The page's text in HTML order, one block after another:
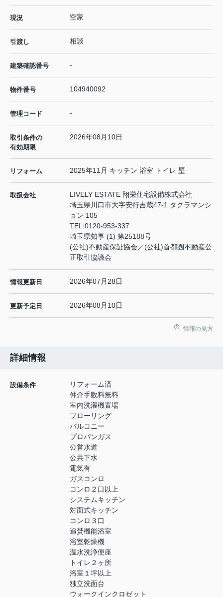
現況 空家
引渡し 相談
建築確認番号 -
物件番号 104940092
管理コード -
取引条件の
有効期限
2026年08月10日
リフォーム 2025年11月 キッチン 浴室 トイレ 壁
取扱会社
LIVELY ESTATE 翔栄住宅設備株式会社
埼玉県川口市大字安行吉蔵47-1 タクラマンシ
ョン 105
TEL:0120-953-337
埼玉県知事 (1) 第25188号
(公社)不動産保証協会／(公社)首都圏不動産公
正取引協議会
情報更新日 2026年07月28日
更新予定日 2026年08月10日
情報の見方
詳細情報
設備条件
リフォーム済
仲介手数料無料
室内洗濯機置場
フローリング
バルコニー
プロパンガス
公営水道
公共下水
電気有
ガスコンロ
コンロ２口以上
システムキッチン
対面式キッチン
コンロ３口
追焚機能浴室
浴室乾燥機
温水洗浄便座
トイレ２ヶ所
浴室１坪以上
独立洗面台
ウォークインクロゼット